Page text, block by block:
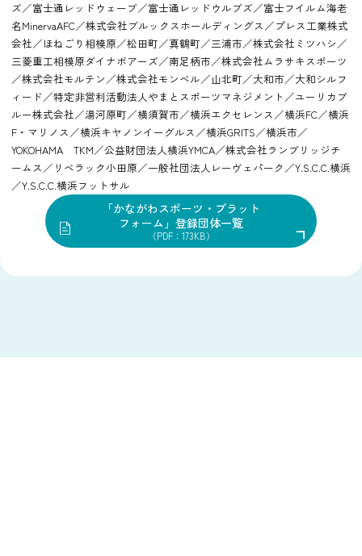
ズ／富士通レッドウェーブ／富士通レッドウルブズ／富士フイルム海老
名MinervaAFC／株式会社ブルックスホールディングス／プレス工業株式
会社／ほねごり相模原／松田町／真鶴町／三浦市／株式会社ミツハシ／
三菱重工相模原ダイナボアーズ／南足柄市／株式会社ムラサキスポーツ
／株式会社モルテン／株式会社モンベル／山北町／大和市／大和シルフ
ィード／特定非営利活動法人やまとスポーツマネジメント／ユーリカブ
ルー株式会社／湯河原町／横須賀市／横浜エクセレンス／横浜FC／横浜
F・マリノス／横浜キヤノンイーグルス／横浜GRITS／横浜市／
YOKOHAMA TKM／公益財団法人横浜YMCA／株式会社ランブリッジチ
ームス／リベラック小田原／一般社団法人レーヴェパーク／Y.S.C.C.横浜
／Y.S.C.C.横浜フットサル
「かながわスポーツ・プラット
フォーム」登録団体一覧
（PDF：173KB）